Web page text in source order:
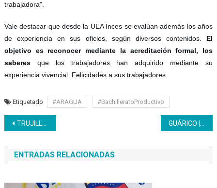
trabajadora”.
Vale destacar que desde la UEA Inces se evalúan además los años
de experiencia en sus oficios, según diversos contenidos. El
objetivo es reconocer mediante la acreditación formal, los
saberesque los trabajadores han adquirido mediante su
experiencia vivencial. Felicidades a sus trabajadores.
Etiquetado #ARAGUA #BachilleratoProductivo
Navegación
de
entradas
TRUJILLO | Básica Inces organizó desayuno navideño
ENTRADAS RELACIONADAS